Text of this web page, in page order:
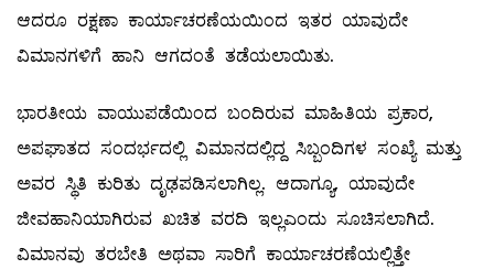
ಆದರೂ ರಕ್ಷಣಾ ಕಾರ್ಯಾಚರಣೆಯಯಿಂದ ಇತರ ಯಾವುದೇ
ವಿಮಾನಗಳಿಗೆ ಹಾನಿ ಆಗದಂತೆ ತಡೆಯಲಾಯಿತು.
ಭಾರತೀಯ ವಾಯುಪಡೆಯಿಂದ ಬಂದಿರುವ ಮಾಹಿತಿಯ ಪ್ರಕಾರ,
ಅಪಘಾತದ ಸಂದರ್ಭದಲ್ಲಿ ವಿಮಾನದಲ್ಲಿದ್ದ ಸಿಬ್ಬಂದಿಗಳ ಸಂಖ್ಯೆ ಮತ್ತು
ಅವರ ಸ್ಥಿತಿ ಕುರಿತು ದೃಢಪಡಿಸಲಾಗಿಲ್ಲ. ಆದಾಗ್ಯೂ, ಯಾವುದೇ
ಜೀವಹಾನಿಯಾಗಿರುವ ಖಚಿತ ವರದಿ ಇಲ್ಲಎಂದು ಸೂಚಿಸಲಾಗಿದೆ.
ವಿಮಾನವು ತರಬೇತಿ ಅಥವಾ ಸಾರಿಗೆ ಕಾರ್ಯಾಚರಣೆಯಲ್ಲಿತ್ತೇ